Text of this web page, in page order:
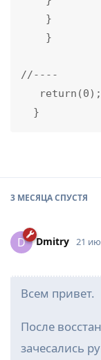
}
}
//----
return(0);
}
3 МЕСЯЦАСПУСТЯ
D Dmitry 21
Всем привет.
После
зачесались